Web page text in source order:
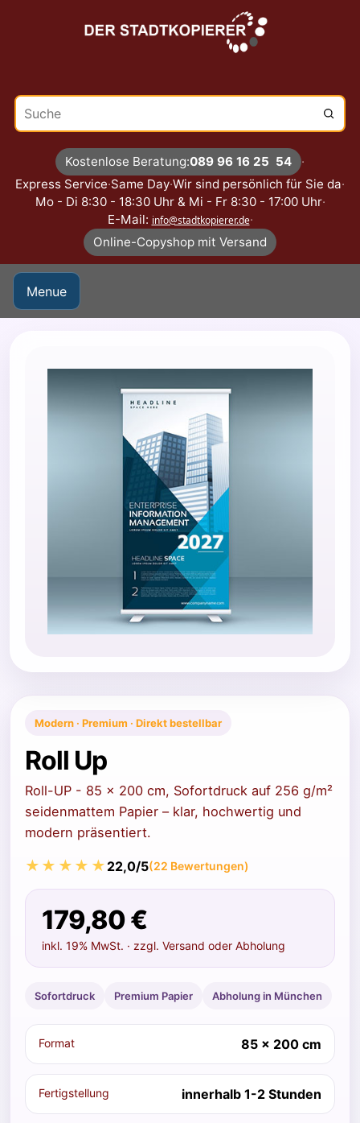
Suche
Kostenlose Beratung:089 96 16 25 54
·
Express Service·Same Day·Wir sind persönlich für Sie da·
Mo - Di 8:30 - 18:30 Uhr & Mi - Fr 8:30 - 17:00 Uhr·
E-Mail: info@stadtkopierer.de·
Online-Copyshop mit Versand
Menue
Modern · Premium · Direkt bestellbar
Roll Up
Roll-UP - 85 x 200 cm, Sofortdruck auf 256 g/m²
seidenmattem Papier – klar, hochwertig und
modern präsentiert.
★★★★★ 22,0/5(22 Bewertungen)
179,80 €
inkl. 19% MwSt. · zzgl. Versand oder Abholung
Sofortdruck Premium Papier Abholung in München
Format 85 x 200 cm
Fertigstellung innerhalb 1-2 Stunden